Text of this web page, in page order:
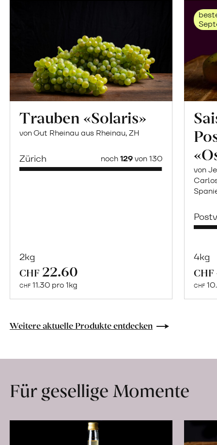
Trauben «Solaris»
von Gut Rheinau aus Rheinau, ZH
Zürich noch129von 130
2kg
CHF 22.60
CHF 11.30 pro 1kg
Senf
erfahren
von
4kg
CHF
CHF
Weitere aktuelle Produkte entdecken
Für gesellige Momente